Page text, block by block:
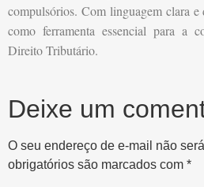
compulsórios. Com linguagem clara
como ferramenta essencial para a
Direito Tributário.
Deixe um
O seu endereço de e-mail não
obrigatórios são marcados com *